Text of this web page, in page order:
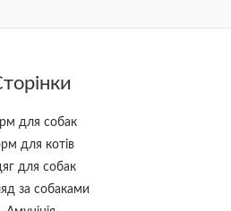
для собак
для котів
для собак
за собаками